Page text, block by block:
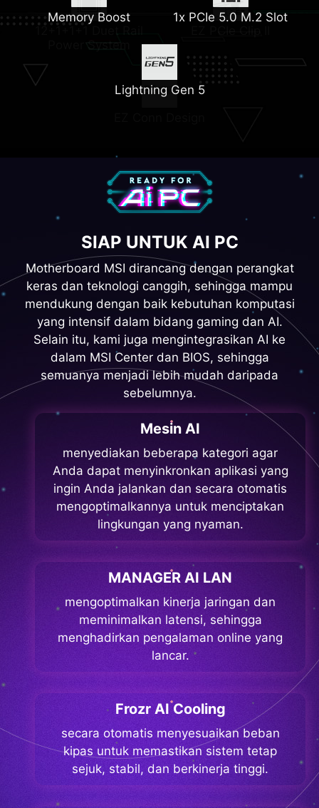
Power System
Memory Boost 1x PCIe 5.0 M.2 Slot
Lightning Gen 5
SIAP UNTUK AI PC
Motherboard MSI dirancang dengan perangkat
keras dan teknologi canggih, sehingga mampu
mendukung dengan baik kebutuhan komputasi
yang intensif dalam bidang gaming dan AI.
Selain itu, kami juga mengintegrasikan AI ke
dalam MSI Center dan BIOS, sehingga
semuanya menjadi lebih mudah daripada
sebelumnya.
Mesin AI
menyediakan beberapa kategori agar
Anda dapat menyinkronkan aplikasi yang
ingin Anda jalankan dan secara otomatis
mengoptimalkannya untuk menciptakan
lingkungan yang nyaman.
MANAGER AI LAN
mengoptimalkan kinerja jaringan dan
meminimalkan latensi, sehingga
menghadirkan pengalaman online yang
lancar.
Frozr AI Cooling
secara otomatis menyesuaikan beban
kipas untuk memastikan sistem tetap
sejuk, stabil, dan berkinerja tinggi.